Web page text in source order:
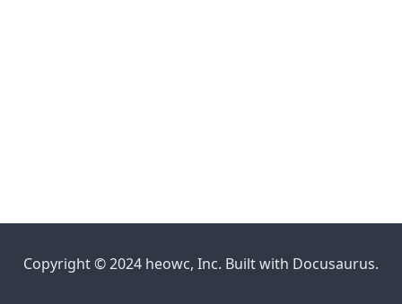
Copyright © 2024 heowc, Inc. Built with Docusaurus.